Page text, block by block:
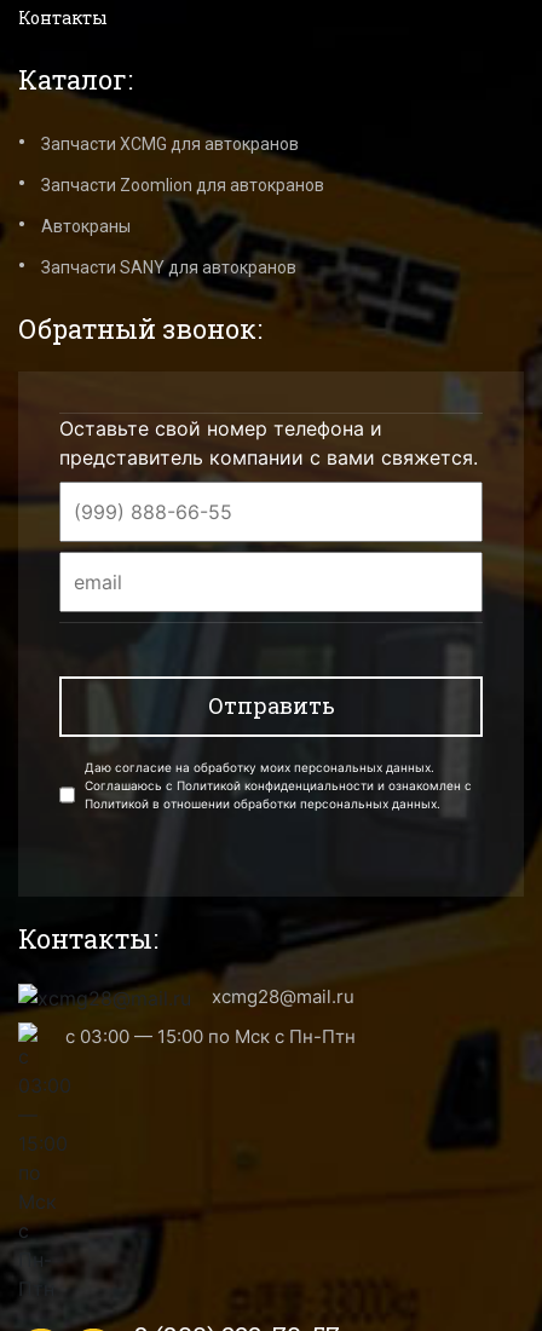
Контакты
Каталог:
Запчасти XCMG для автокранов
Запчасти Zoomlion для автокранов
Автокраны
Запчасти SANY для автокранов
Обратный звонок:
Оставьте свой номер телефона и
представитель компании с вами свяжется.
Даю согласие на обработку моих персональных данных.
Соглашаюсь с Политикой конфиденциальности и ознакомлен с
Политикой в отношении обработки персональных данных.
Контакты:
xcmg28@mail.ru
с 03:00 — 15:00 по Мск с Пн-Птн